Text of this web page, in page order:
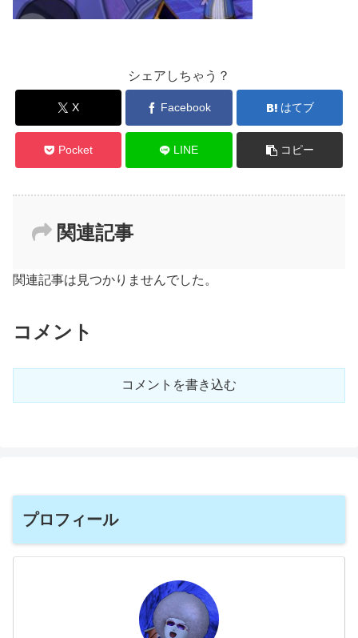
シェアしちゃう？
X Facebook はてブ
Pocket LINE コピー
関連記事
関連記事は見つかりませんでした。
コメント
コメントを書き込む
プロフィール